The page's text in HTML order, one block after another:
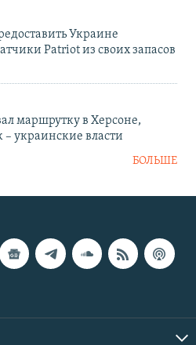
Украине
Patriot из своих запасов
маршрутку в Херсоне,
– украинские власти
БОЛЬШЕ